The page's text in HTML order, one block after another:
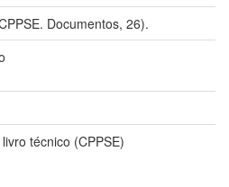
Documentos, 26).
técnico (CPPSE)